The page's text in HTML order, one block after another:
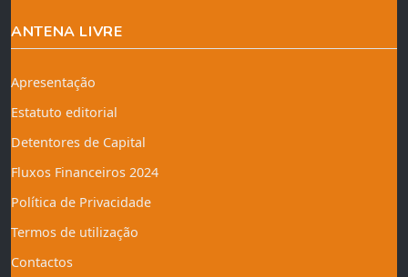
ANTENA LIVRE
Apresentação
Estatuto editorial
Detentores de Capital
Fluxos Financeiros 2024
Política de Privacidade
Termos de utilização
Contactos